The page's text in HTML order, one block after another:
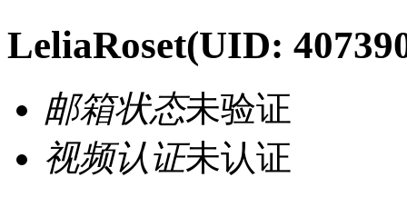
LeliaRoset(UID:
邮箱状态未验证
视频认证未认证